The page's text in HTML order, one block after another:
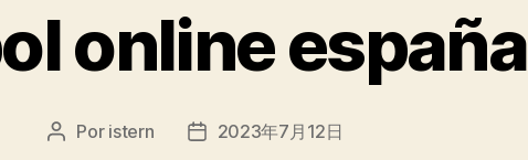
online españa
Autor
Por istern
Fecha2023年7月12日